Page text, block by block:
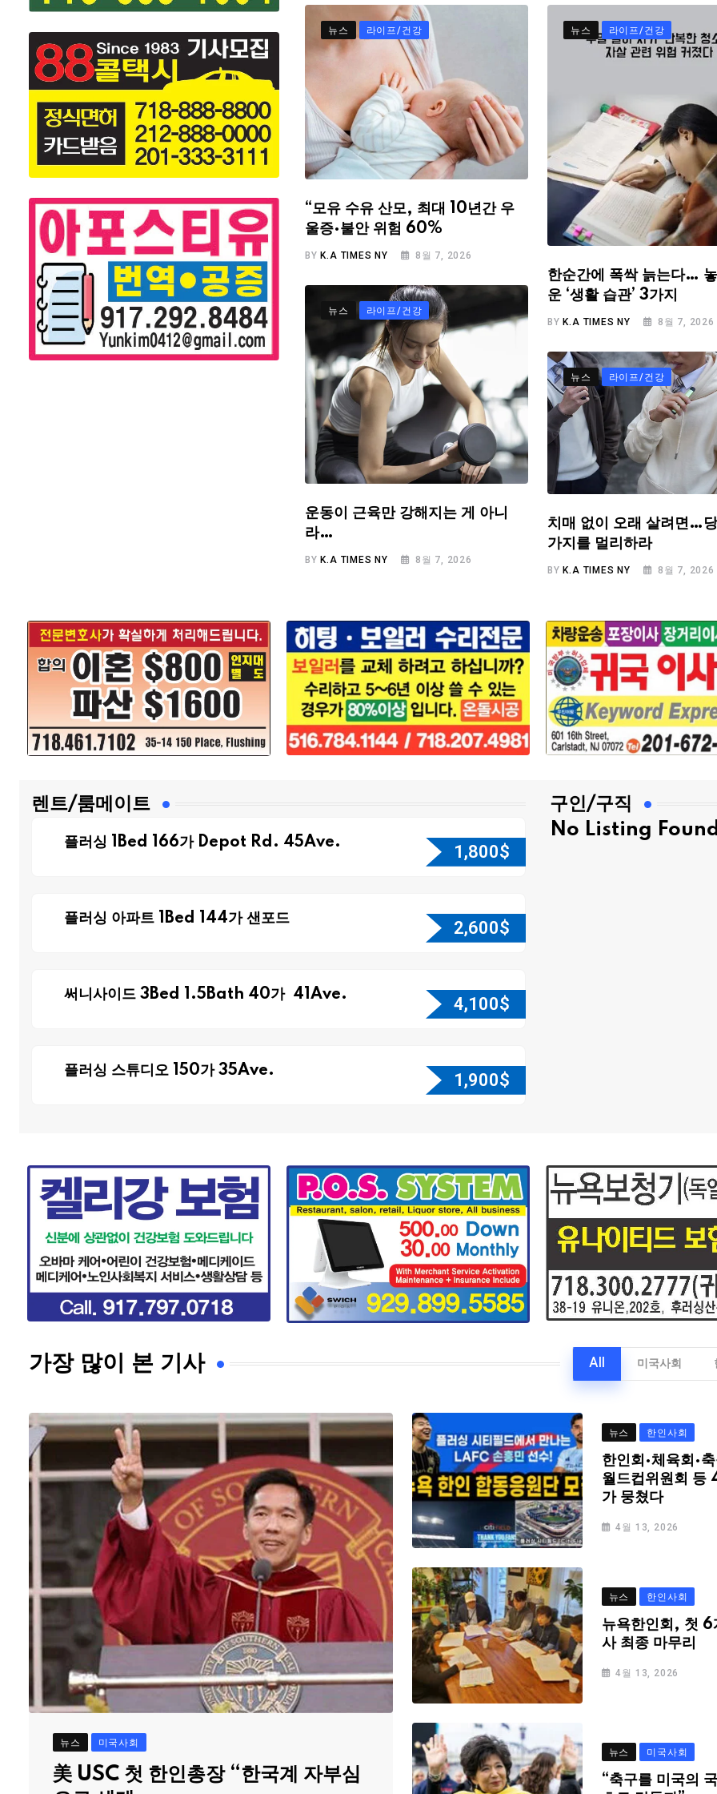
뉴스 라이프/건강
“모유 수유 산모, 최대 10년간 우
울증·불안 위험 60%
BYK.A TIMES NY 8월 7, 2026
뉴스 라이프/건강
한순간에 폭싹 늙는다…
운 ‘생활 습관’ 3가지
BY K.A TIMES NY 8월 7, 2026
뉴스 라이프/건강
운동이 근육만 강해지는 게 아니
라…
BY K.A TIMES NY 8월 7, 2026
뉴스 라이프/건강
치매 없이 오래 살려면…
가지를 멀리하라
BYK.A TIMES NY 8월 7, 2026
렌트/룸메이트
플러싱 1Bed 166가 Depot Rd. 45Ave. 1,800$
플러싱 아파트 1Bed 144가 샌포드 2,600$
써니사이드 3Bed 1.5Bath 40가 41Ave. 4,100$
플러싱 스튜디오 150가 35Ave. 1,900$
구인/구직
No Listing
가장 많이 본 기사 All 미국사회
뉴스 미국사회
美 USC 첫 한인총장 “한국계 자부심
뉴스 한인사회
한인회·체육회·
월드컵위원회 등
가 뭉쳤다
4월 13, 2026
뉴스 한인사회
뉴욕한인회, 첫 6
사 최종 마무리
4월 13, 2026
뉴스 미국사회
“축구를 미국의